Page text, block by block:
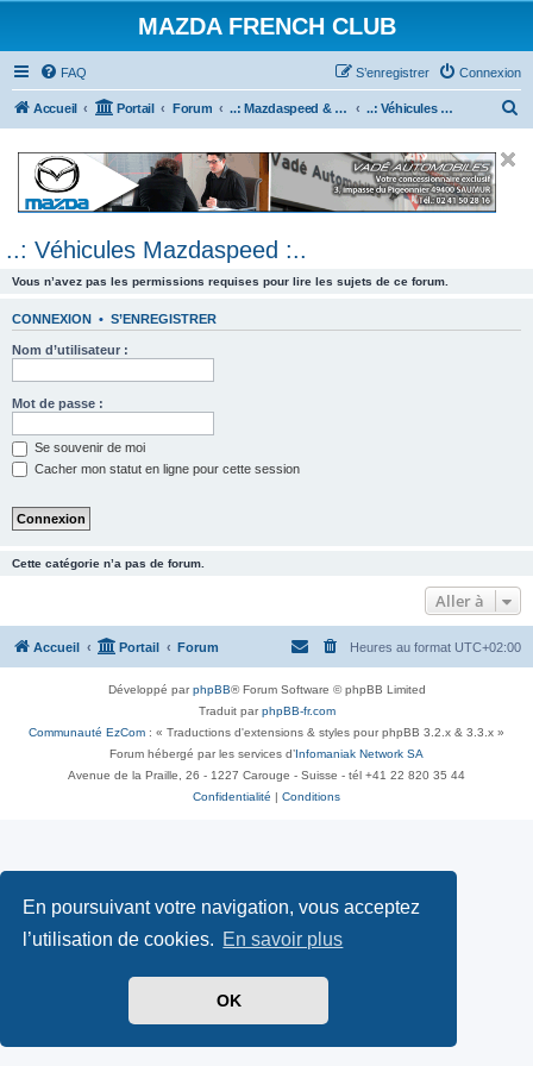
En poursuivant votre navigation, vous acceptez
l’utilisation de cookies. En savoir plus
OK
MAZDA FRENCH CLUB
FAQ Connexion
S’enregistrer
Accueil Portail Forum ..: Mazdaspeed & MPS :.. ..: Véhicules Mazdaspeed :..
e
..: Véhicules Mazdaspeed :..
Vous n’avez pas les permissions requises pour lire les sujets de ce forum.
CONNEXION • S’ENREGISTRER
Nom d’utilisateur :
Mot de passe :
Se souvenir de moi
Cacher mon statut en ligne pour cette session
Cette catégorie n’a pas de forum.
Aller à
Accueil Portail Forum Heures au format UTC+02:00
Développé parphpBB® Forum Software © phpBB Limited
Traduit parphpBB-fr.com
Communauté EzCom : « Traductions d'extensions & styles pour phpBB 3.2.x & 3.3.x »
Forum hébergé par les services d’ Infomaniak Network SA
Avenue de la Praille, 26 - 1227 Carouge - Suisse - tél +41 22 820 35 44
Confidentialité
Conditions